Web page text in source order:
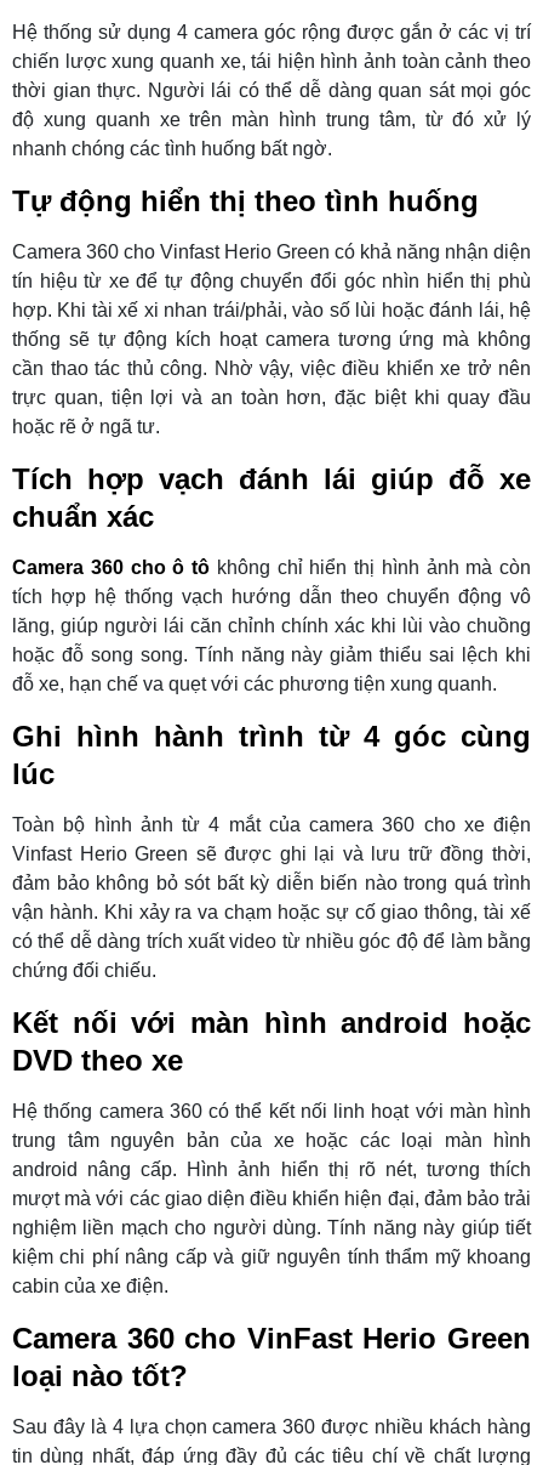
Hệ thống sử dụng 4 camera góc rộng được gắn ở các vị trí
chiến lược xung quanh xe, tái hiện hình ảnh toàn cảnh theo
thời gian thực. Người lái có thể dễ dàng quan sát mọi góc
độ xung quanh xe trên màn hình trung tâm, từ đó xử lý
nhanh chóng các tình huống bất ngờ.
Tự động hiển thị theo tình huống
Camera 360 cho Vinfast Herio Green có khả năng nhận diện
tín hiệu từ xe để tự động chuyển đổi góc nhìn hiển thị phù
hợp. Khi tài xế xi nhan trái/phải, vào số lùi hoặc đánh lái, hệ
thống sẽ tự động kích hoạt camera tương ứng mà không
cần thao tác thủ công. Nhờ vậy, việc điều khiển xe trở nên
trực quan, tiện lợi và an toàn hơn, đặc biệt khi quay đầu
hoặc rẽ ở ngã tư.
Tích hợp vạch đánh lái giúp đỗ xe
chuẩn xác
Camera 360 cho ô tô không chỉ hiển thị hình ảnh mà còn
tích hợp hệ thống vạch hướng dẫn theo chuyển động vô
lăng, giúp người lái căn chỉnh chính xác khi lùi vào chuồng
hoặc đỗ song song. Tính năng này giảm thiểu sai lệch khi
đỗ xe, hạn chế va quẹt với các phương tiện xung quanh.
Ghi hình hành trình từ 4 góc cùng
lúc
Toàn bộ hình ảnh từ 4 mắt của camera 360 cho xe điện
Vinfast Herio Green sẽ được ghi lại và lưu trữ đồng thời,
đảm bảo không bỏ sót bất kỳ diễn biến nào trong quá trình
vận hành. Khi xảy ra va chạm hoặc sự cố giao thông, tài xế
có thể dễ dàng trích xuất video từ nhiều góc độ để làm bằng
chứng đối chiếu.
Kết nối với màn hình android hoặc
DVD theo xe
Hệ thống camera 360 có thể kết nối linh hoạt với màn hình
trung tâm nguyên bản của xe hoặc các loại màn hình
android nâng cấp. Hình ảnh hiển thị rõ nét, tương thích
mượt mà với các giao diện điều khiển hiện đại, đảm bảo trải
nghiệm liền mạch cho người dùng. Tính năng này giúp tiết
kiệm chi phí nâng cấp và giữ nguyên tính thẩm mỹ khoang
cabin của xe điện.
Camera 360 cho VinFast Herio Green
loại nào tốt?
Sau đây là 4 lựa chọn camera 360 được nhiều khách hàng
tin dùng nhất, đáp ứng đầy đủ các tiêu chí về chất lượng